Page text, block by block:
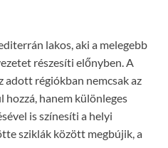
lakos, aki a melegebb
részesíti előnyben. A
adott régiókban nemcsak az
hanem különleges
is színesíti a helyi
sziklák között megbújik, a